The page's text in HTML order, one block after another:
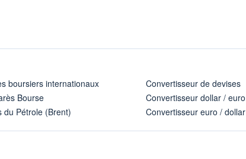
boursiers internationaux
Bourse
du Pétrole (Brent)
Convertisseur de devises
Convertisseur dollar / euro
Convertisseur euro / dollar